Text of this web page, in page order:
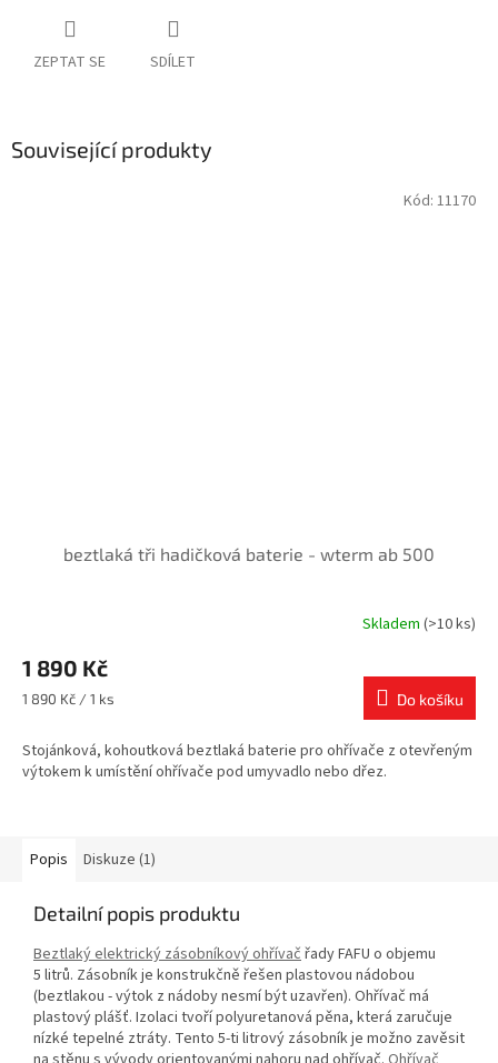
ZEPTAT SE SDÍLET
Související produkty
beztlaká tři hadičková baterie - wterm ab 500
Skladem (>10 ks)
1 890 Kč
Měrná
1 890 Kč / 1 ks Do košíku
Stojánková, kohoutková beztlaká baterie pro ohřívače z otevřeným
výtokem k umístění ohřívače pod umyvadlo nebo dřez.
Kód: 11170
Popis Diskuze (1)
Detailní popis produktu
Beztlaký elektrický zásobníkový ohřívačřady FAFU o objemu
5 litrů. Zásobník je konstrukčně řešen plastovou nádobou
(beztlakou - výtok z nádoby nesmí být uzavřen). Ohřívač má
plastový plášť. Izolaci tvoří polyuretanová pěna, která zaručuje
nízké tepelné ztráty. Tento 5-ti litrový zásobník je možno zavěsit